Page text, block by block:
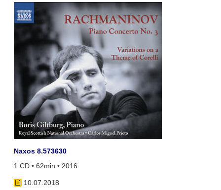
Naxos 8.573630
1 CD • 62min • 2016
10.07.2018